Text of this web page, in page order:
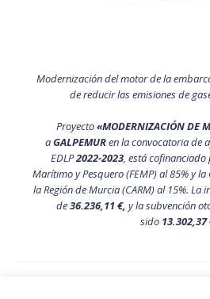
Modernización del motor de la
de reducir las emisiones de
Proyecto«MODERNIZACIÓN DE
aGALPEMURen la convocatoria de
EDLP2022-2023, está cofinanciado
Marítimo y Pesquero (FEMP) al 85% y
la Región de Murcia (CARM) al 15%. La
de36.236,11 €, y la subvención
sido 13.302,37